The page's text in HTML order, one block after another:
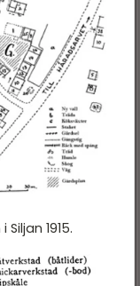
1915.